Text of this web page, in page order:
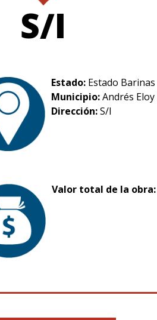
S/I
Estado: Estado Barinas
Municipio:Andrés
Dirección:S/I
Valor total de la obra: